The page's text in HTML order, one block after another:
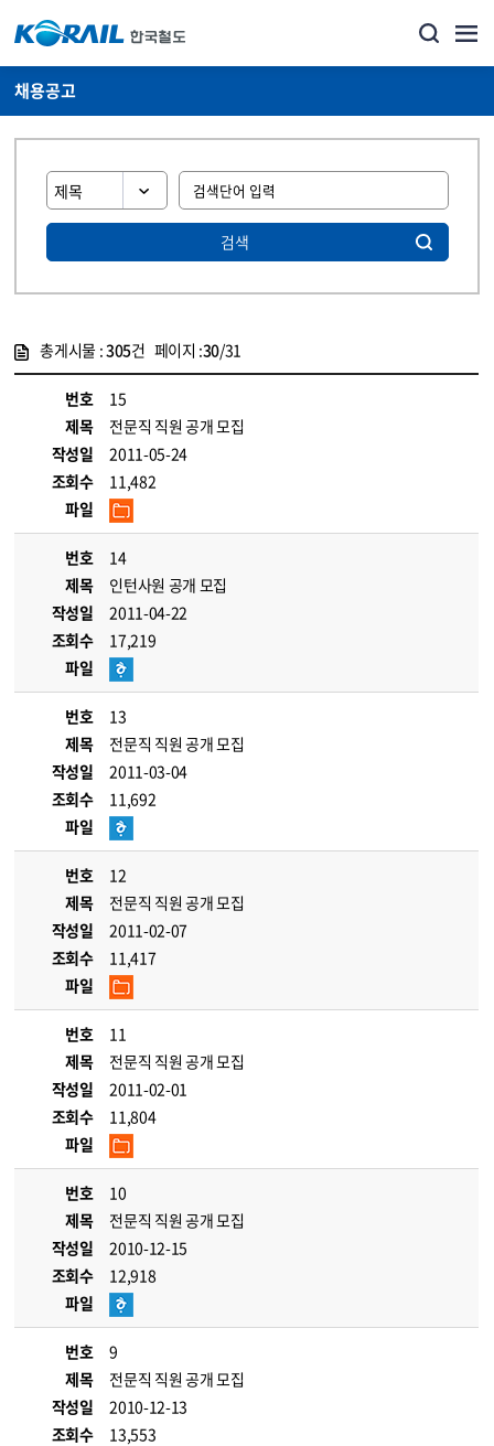
채용공고
검색
총게시물 :305건 페이지 :30/31
번호
15
제목
전문직 직원 공개 모집
작성일
2011-05-24
조회수
11,482
파일
번호
14
제목
인턴사원 공개 모집
작성일
2011-04-22
조회수
17,219
파일
번호
13
제목
전문직 직원 공개 모집
작성일
2011-03-04
조회수
11,692
파일
번호
12
제목
전문직 직원 공개 모집
작성일
2011-02-07
조회수
11,417
파일
번호
11
제목
전문직 직원 공개 모집
작성일
2011-02-01
조회수
11,804
파일
번호
10
제목
전문직 직원 공개 모집
작성일
2010-12-15
조회수
12,918
파일
번호
9
제목
전문직 직원 공개 모집
작성일
2010-12-13
조회수
13,553